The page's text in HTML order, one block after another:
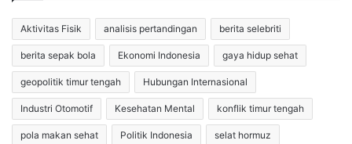
Aktivitas Fisik analisis pertandingan berita selebriti
berita sepak bola Ekonomi Indonesia gaya hidup sehat
geopolitik timur tengah Hubungan Internasional
Industri Otomotif Kesehatan Mental konflik timur tengah
pola makan sehat Politik Indonesia selat hormuz